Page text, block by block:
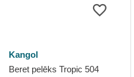
Kangol
Beret pelēks Tropic 504